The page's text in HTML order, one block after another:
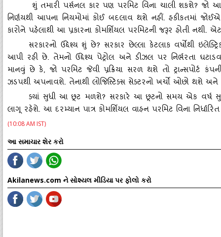
શું તમારી પર્સનલ કાર પણ પરમિટ વિના ચાલી શકશે? જો
નિર્ણયથી આપના નિયમોમાં કોઈ બદલાવ થશે નહીં. હકીકતમાં
કારોને પહેલાથી આ પ્રકારના કોમર્શિયલ પરમિટની જરૂર હોતી
સરકારનો ઉદ્દેશ્‍ય શું છે? સરકાર છેલ્‍લા કેટલાક વર્ષોથી
આપી રહી છે. તેમનો ઉદ્દેશ્‍ય પેટ્રોલ અને ડીઝલ પર નિર્ભરતા
માનવું છે કે, જો પરમિટ જેવી પ્રક્રિયા સરળ થશે તો ટ્રાન્‍સપોર્ટ
ઝડપથી અપનાવશે. તેનાથી લોજિસ્‍ટિક્‍સ સેક્‍ટરનો ખર્ચો ઓછો થશે
ક્‍યાં સુધી આ છૂટ મળશે? સરકારે આ છૂટનો સમય એક વર્ષ
લાગૂ રહેશે. આ દરમ્‍યાન પાત્ર કોમર્શિયલ વાહન પરમિટ વિના
(10:08 AM IST)
આ સમાચાર શેર કરો
Akilanews.com ને સોશ્યલ મીડિયા પર ફોલો કરો